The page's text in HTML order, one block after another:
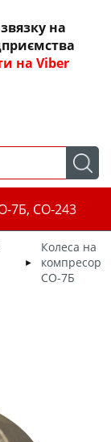
на
на Viber
7Б, СО-243
►
Колеса на
компресор
СО-7Б